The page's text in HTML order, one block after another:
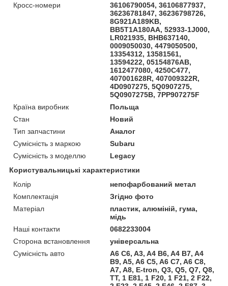
Кросс-номери
36106790054, 36106877937,
36236781847, 36236798726,
8G921A189KB,
BB5T1A180AA, 52933-1J000,
LR021935, BHB637140,
0009050030, 4479050500,
13354312, 13581561,
13594222, 05154876AB,
1612477080, 4250C477,
407001628R, 407009322R,
4D0907275, 5Q0907275,
5Q0907275B, 7PP907275F
Країна виробник
Польща
Стан
Новий
Тип запчастини
Аналог
Сумісність з маркою
Subaru
Сумісність з моделлю
Legacy
Користувальницькі характеристики
Колір
непофарбований метал
Комплектація
Згідно фото
Матеріал
пластик, алюміній, гума,
мідь
Наші контакти
0682233004
Сторона встановлення
універсальна
Сумісність авто
A6 C6, A3, A4 B6, A4 B7, A4
B9, A5, A6 C5, A6 C7, A6 C8,
A7, A8, E-tron, Q3, Q5, Q7, Q8,
TT, 1 E81, 1 F20, 1 F21, 2 F22,